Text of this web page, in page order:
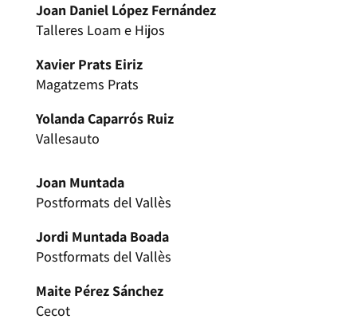
Joan Daniel López Fernández
Talleres Loam e Hijos
Xavier Prats Eiriz
Magatzems Prats
Yolanda Caparrós Ruiz
Vallesauto
Joan Muntada
Postformats del Vallès
Jordi Muntada Boada
Postformats del Vallès
Maite Pérez Sánchez
Cecot